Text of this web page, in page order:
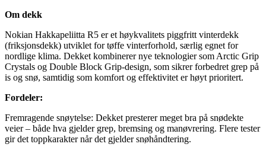
Om dekk
Nokian Hakkapeliitta R5 er et høykvalitets piggfritt vinterdekk
(friksjonsdekk) utviklet for tøffe vinterforhold, særlig egnet for
nordlige klima. Dekket kombinerer nye teknologier som Arctic Grip
Crystals og Double Block Grip-design, som sikrer forbedret grep på
is og snø, samtidig som komfort og effektivitet er høyt prioritert.
Fordeler:
Fremragende snøytelse: Dekket presterer meget bra på snødekte
veier – både hva gjelder grep, bremsing og manøvrering. Flere tester
gir det toppkarakter når det gjelder snøhåndtering.